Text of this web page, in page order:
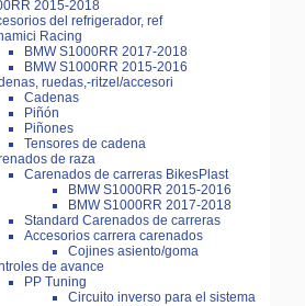
2015-2018
del refrigerador, ref
Racing
BMW S1000RR 2017-2018
BMW S1000RR 2015-2016
ruedas,-ritzel/accesori
Cadenas
Piñón
Piñones
Tensores de cadena
de raza
Carenados de carreras BikesPlast
BMW S1000RR 2015-2016
BMW S1000RR 2017-2018
Standard Carenados de carreras
Accesorios carrera carenados
Cojines asiento/goma
de avance
PP Tuning
Circuito inverso para el sistema